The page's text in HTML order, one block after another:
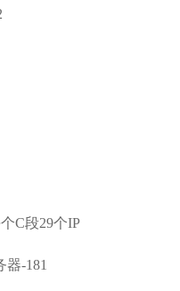
C段29个IP
器-181